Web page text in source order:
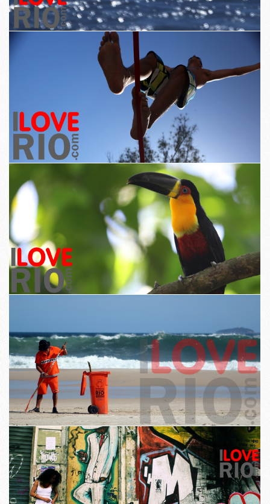
Níl aon coirnéil ghearradh tairiscint, dath agus an áilleacht ar leith de
chuimhneacháin ephemeral a ghabháil.
Léiríonn peirspictíochtaí difriúla an chathair ar bhealaí atá ag athrú
riamh.
Is é an fhealsúnacht grianghrafadóireachta de na Tairseach ghabháil
leis an idirghníomhú idir daoine agus spásanna.